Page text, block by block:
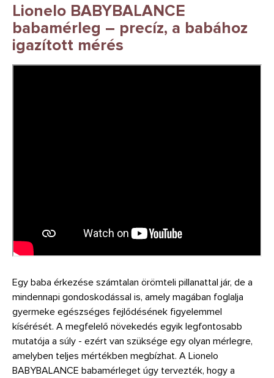
Lionelo BABYBALANCE
babamérleg – precíz, a babához
igazított mérés
Egy baba érkezése számtalan örömteli pillanattal jár, de a
mindennapi gondoskodással is, amely magában foglalja
gyermeke egészséges fejlődésének figyelemmel
kísérését. A megfelelő növekedés egyik legfontosabb
mutatója a súly - ezért van szüksége egy olyan mérlegre,
amelyben teljes mértékben megbízhat. A Lionelo
BABYBALANCE babamérleget úgy tervezték, hogy a